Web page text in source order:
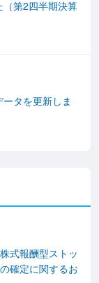
第2四半期決算
タを更新しま
式報酬型ストッ
確定に関するお